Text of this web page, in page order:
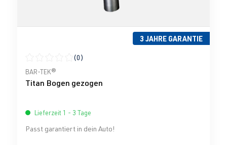
3 JAHRE GARANTIE
Durchschnittliche Bewertung von 0 von 5 Sternen
(0)
BAR-TEK®
Titan Bogen gezogen
Lieferzeit 1 - 3 Tage
Passt garantiert in dein Auto!